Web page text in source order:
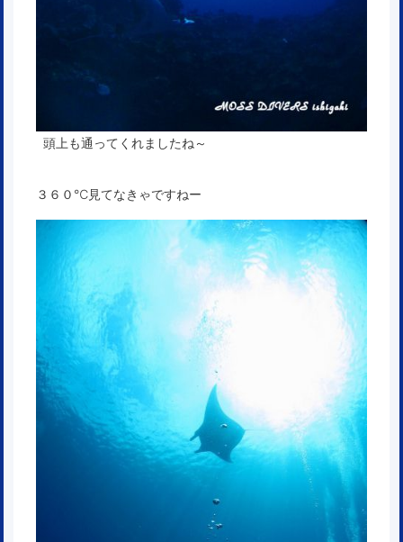
頭上も通ってくれましたね～
３６０℃見てなきゃですねー